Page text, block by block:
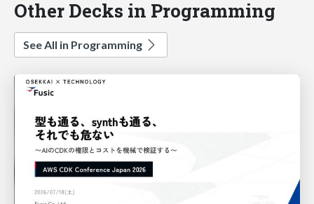
Other Decks in Programming
See All in Programming